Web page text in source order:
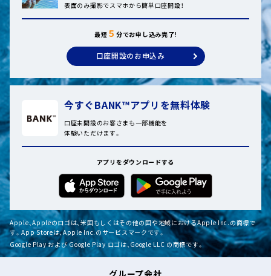
表面のみ撮影でスマホから簡単口座開設！
最短 ５分でお申し込み完了!
口座開設のお申込み
今すぐBANK™アプリを無料体験
口座未開設のお客さまも一部機能を
体験いただけます。
アプリをダウンロードする
Apple、Appleのロゴは、米国もしくはその他の国や地域におけるApple Inc.の商標で
す。App Storeは、Apple Inc.のサービスマークです。
Google Play および Google Play ロゴは、Google LLC の商標です。
グループ会社